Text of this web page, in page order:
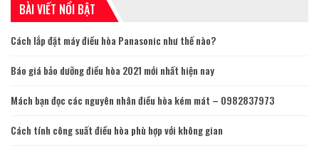
BÀI VIẾT NỔI BẬT
Cách lắp đặt máy điều hòa Panasonic như thế nào?
Báo giá bảo dưỡng điều hòa 2021 mới nhất hiện nay
Mách bạn đọc các nguyên nhân điều hòa kém mát – 0982837973
Cách tính công suất điều hòa phù hợp với không gian